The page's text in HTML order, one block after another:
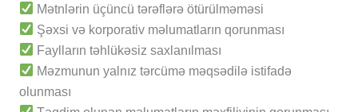
Mətnlərin üçüncü tərəflərə ötürülməməsi
Şəxsi və korporativ məlumatların qorunması
Faylların təhlükəsiz saxlanılması
Məzmunun yalnız tərcümə məqsədilə istifadə
olunması